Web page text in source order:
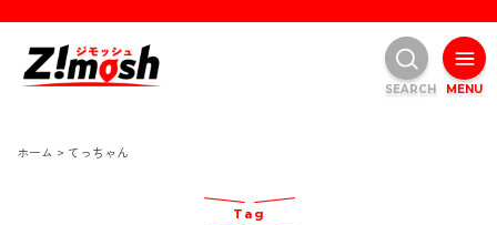
ホーム > てっちゃん
Tag
MENU
SEARCH